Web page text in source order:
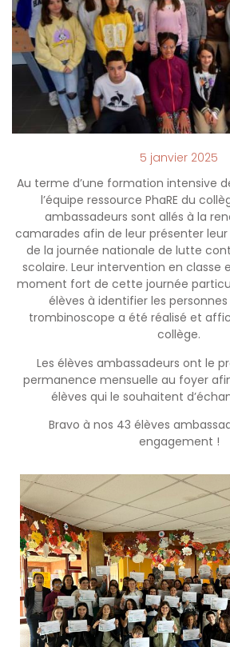
5 janvier 2025
Au terme d’une formation intensive
l’équipe ressource PhaRE du
ambassadeurs sont allés à la
camarades afin de leur présenter leur
de la journée nationale de lutte
scolaire. Leur intervention en classe
moment fort de cette journée
élèves à identifier les
trombinoscope a été réalisé et
collège.
Les élèves ambassadeurs ont le
permanence mensuelle au foyer
élèves qui le souhaitent
Bravo à nos 43 élèves
engagement !